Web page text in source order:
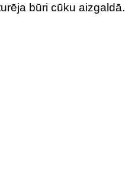
būri cūku aizgaldā.